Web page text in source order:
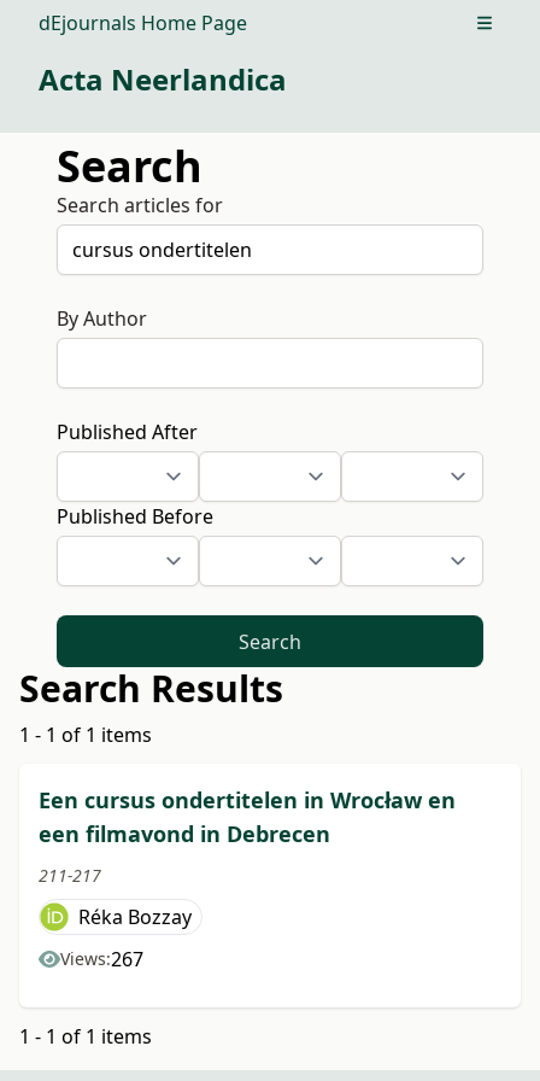
dEjournals Home Page Open
Acta Neerlandica
Search
Search articles for
By Author
Published After
Published Before
Search
Search Results
1 - 1 of 1 items
Een cursus ondertitelen in Wrocław en
een filmavond in Debrecen
211-217
Réka Bozzay
Views:267
1 - 1 of 1 items